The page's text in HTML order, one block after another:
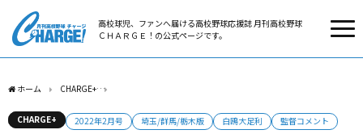
高校球児、ファンへ届ける高校野球応援誌 月刊高校野球
ＣＨＡＲＧＥ！の公式ページです。
ホーム CHARGE+
CHARGE+ 2022年2月号 埼玉/群馬/栃木版 白鴎大足利 監督コメント